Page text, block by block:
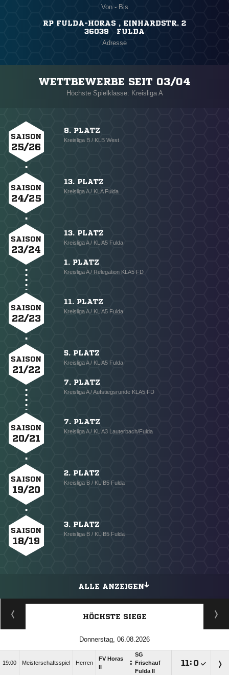
Von - Bis
RP FULDA-HORAS , EINHARDSTR. 2
36039 FULDA
Adresse
WETTBEWERBE SEIT 03/04
Höchste Spielklasse: Kreisliga A
SAISON
25/26
8. PLATZ
Kreisliga B / KLB West
SAISON
24/25
13. PLATZ
Kreisliga A / KLA Fulda
SAISON
23/24
13. PLATZ
Kreisliga A / KL A5 Fulda
1. PLATZ
Kreisliga A / Relegation KLA5 FD
SAISON
22/23
11. PLATZ
Kreisliga A / KL A5 Fulda
SAISON
21/22
5. PLATZ
Kreisliga A / KL A5 Fulda
7. PLATZ
Kreisliga A / Aufstiegsrunde KLA5 FD
SAISON
20/21
7. PLATZ
Kreisliga A / KL A3 Lauterbach/Fulda
SAISON
19/20
2. PLATZ
Kreisliga B / KL B5 Fulda
SAISON
18/19
3. PLATZ
Kreisliga B / KL B5 Fulda
ALLE ANZEIGEN
HÖCHSTE SIEGE
Donnerstag, 06.08.2026
19:00 Meisterschaftsspiel Herren
FV Horas
:
SG
Frischauf
Fulda II
: 